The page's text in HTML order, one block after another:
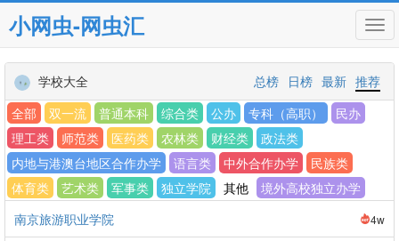
小网虫-网虫汇
学校大全 推荐
最新
日榜
总榜
全部
双一流 普通本科 综合类 公办 专科（高职）
民办
理工类
师范类 医药类 农林类 财经类
政法类
内地与港澳台地区合作办学
语言类 中外合作办学
民族类
体育类
艺术类 军事类 独立学院 其他
境外高校独立办学
南京旅游职业学院
4w